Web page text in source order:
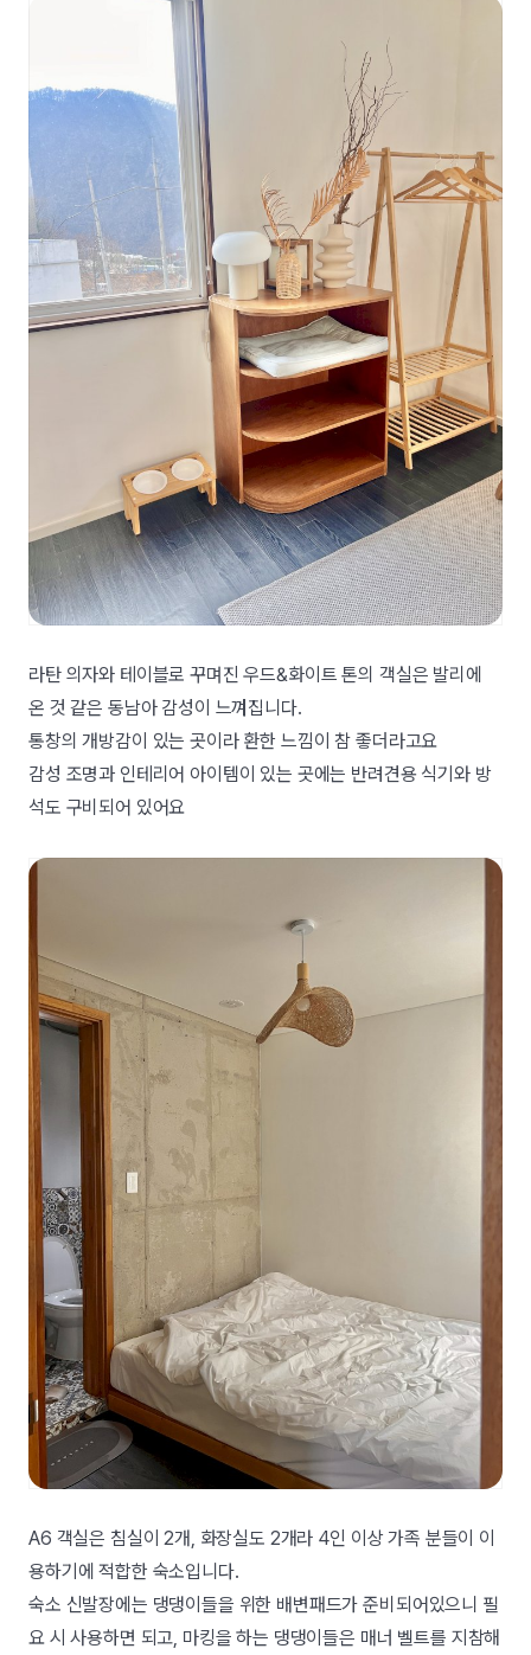
라탄 의자와 테이블로 꾸며진 우드&화이트 톤의 객실은 발리에
온 것 같은 동남아 감성이 느껴집니다.
통창의 개방감이 있는 곳이라 환한 느낌이 참 좋더라고요
감성 조명과 인테리어 아이템이 있는 곳에는 반려견용 식기와 방
석도 구비되어 있어요
A6 객실은 침실이 2개, 화장실도 2개라 4인 이상 가족 분들이 이
용하기에 적합한 숙소입니다.
숙소 신발장에는 댕댕이들을 위한 배변패드가 준비되어있으니 필
요 시 사용하면 되고, 마킹을 하는 댕댕이들은 매너 벨트를 지참해